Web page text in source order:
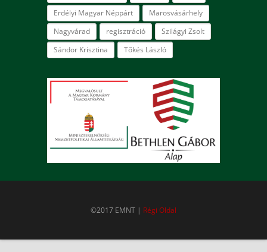
Erdélyi Magyar Néppárt
Marosvásárhely
Nagyvárad
regisztráció
Szilágyi Zsolt
Sándor Krisztina
Tőkés László
©2017 EMNT | Régi Oldal